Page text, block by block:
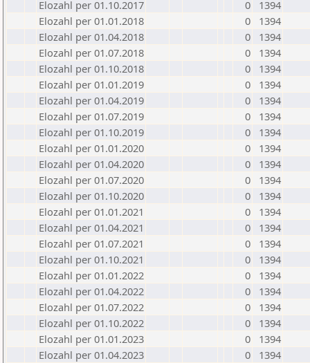
Elozahl per 01.10.2017
0
1394
Elozahl per 01.01.2018
0
1394
Elozahl per 01.04.2018
0
1394
Elozahl per 01.07.2018
0
1394
Elozahl per 01.10.2018
0
1394
Elozahl per 01.01.2019
0
1394
Elozahl per 01.04.2019
0
1394
Elozahl per 01.07.2019
0
1394
Elozahl per 01.10.2019
0
1394
Elozahl per 01.01.2020
0
1394
Elozahl per 01.04.2020
0
1394
Elozahl per 01.07.2020
0
1394
Elozahl per 01.10.2020
0
1394
Elozahl per 01.01.2021
0
1394
Elozahl per 01.04.2021
0
1394
Elozahl per 01.07.2021
0
1394
Elozahl per 01.10.2021
0
1394
Elozahl per 01.01.2022
0
1394
Elozahl per 01.04.2022
0
1394
Elozahl per 01.07.2022
0
1394
Elozahl per 01.10.2022
0
1394
Elozahl per 01.01.2023
0
1394
Elozahl per 01.04.2023
0
1394